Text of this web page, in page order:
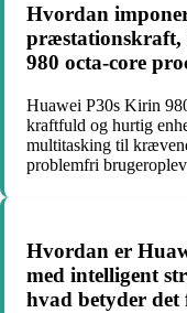
Hvordan
præstationskraft,
980 octa-core
Huawei P30s Kirin
kraftfuld og hurtig
multitasking til
problemfri
Hvordan er
med intelligent
hvad betyder det